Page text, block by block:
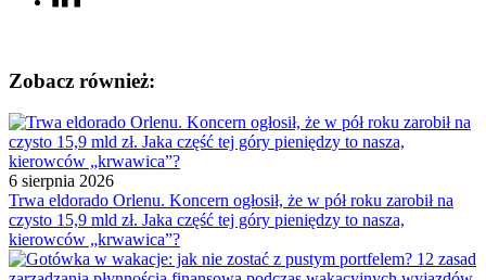
Zobacz również:
6 sierpnia 2026
Trwa eldorado Orlenu. Koncern ogłosił, że w pół roku zarobił na
czysto 15,9 mld zł. Jaka część tej góry pieniędzy to nasza,
kierowców „krwawica”?